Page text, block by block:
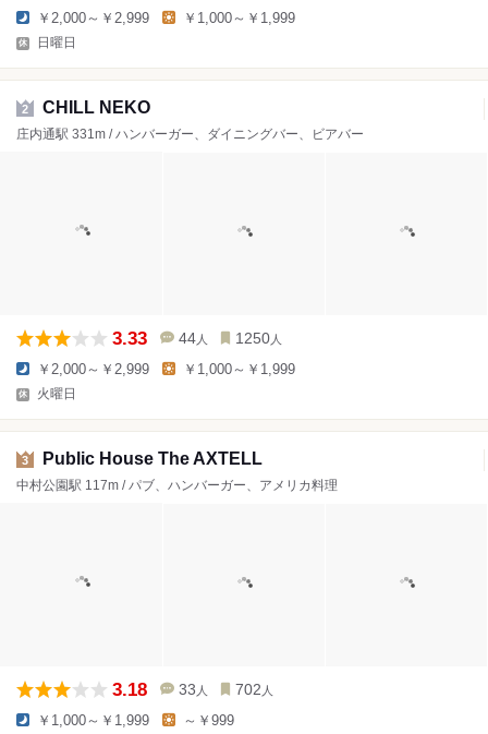
￥2,000～￥2,999 ￥1,000～￥1,999
日曜日
2 CHILL NEKO
庄内通駅 331m / ハンバーガー、ダイニングバー、ビアバー
3.33 44 人 1250 人
￥2,000～￥2,999 ￥1,000～￥1,999
火曜日
3 Public House The AXTELL
中村公園駅 117m / パブ、ハンバーガー、アメリカ料理
3.18 33 人 702 人
￥1,000～￥1,999 ～￥999